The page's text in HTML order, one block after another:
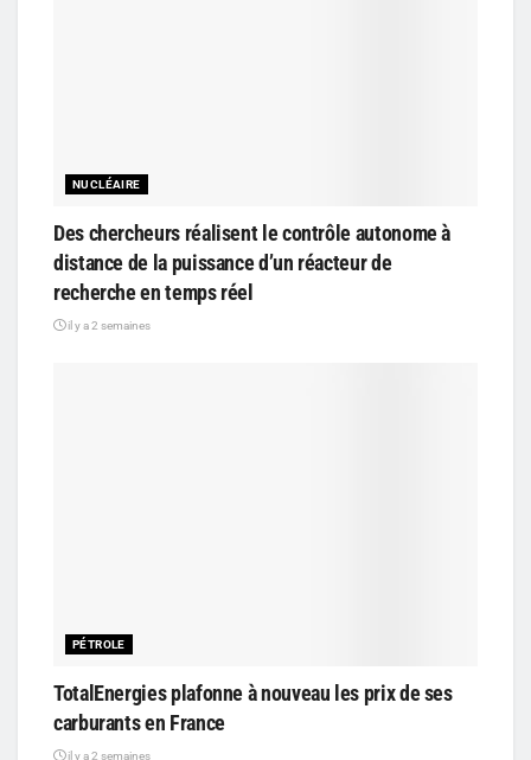
NUCLÉAIRE
Des chercheurs réalisent le contrôle autonome à
distance de la puissance d’un réacteur de
recherche en temps réel
il y a 2 semaines
PÉTROLE
TotalEnergies plafonne à nouveau les prix de ses
carburants en France
il y a 2 semaines